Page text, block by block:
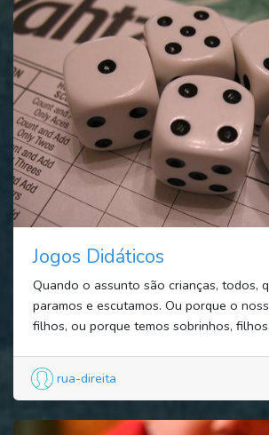
Jogos Didáticos
Quando o assunto são crianças, todos,
paramos e escutamos. Ou porque o
filhos, ou porque temos sobrinhos,
rua-direita